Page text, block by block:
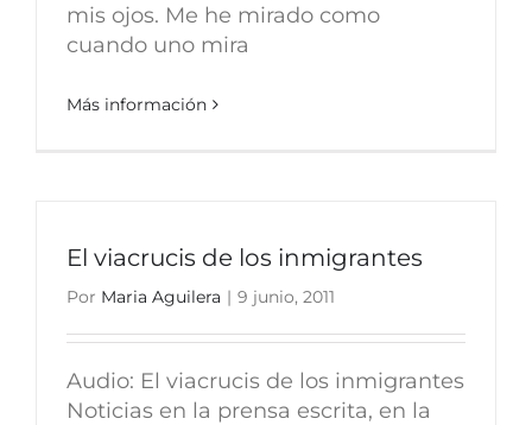
mis ojos. Me he mirado como
cuando uno mira
Más información
El viacrucis de los inmigrantes
Por Maria Aguilera | 9 junio, 2011
Audio: El viacrucis de los inmigrantes
Noticias en la prensa escrita, en la